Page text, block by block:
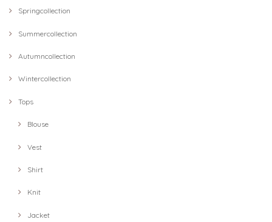
Springcollection
Summercollection
Autumncollection
Wintercollection
Tops
Blouse
Vest
Shirt
Knit
Jacket